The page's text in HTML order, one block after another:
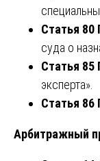
Статья
суда о
Статья
эксперта».
Статья
Арбитражный